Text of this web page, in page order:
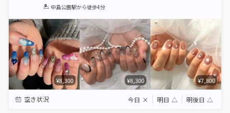
1 2 3 4 5
中島公園駅から徒歩4分
¥8,300 ¥8,300 ¥7,800
空き状況 今日 × 明日 △ 明後日 △